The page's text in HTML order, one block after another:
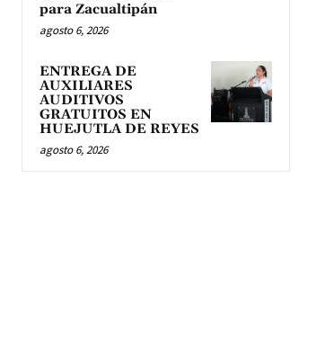
para Zacualtipán
agosto 6, 2026
ENTREGA DE
AUXILIARES
AUDITIVOS
GRATUITOS EN
HUEJUTLA DE REYES
agosto 6, 2026